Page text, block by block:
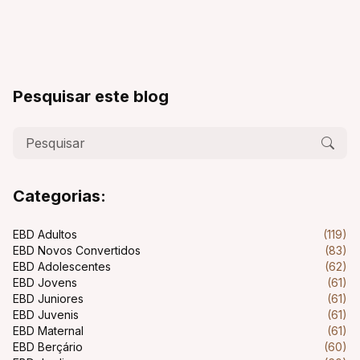
Pesquisar este blog
Categorias:
EBD Adultos
(119)
EBD Novos Convertidos
(83)
EBD Adolescentes
(62)
EBD Jovens
(61)
EBD Juniores
(61)
EBD Juvenis
(61)
EBD Maternal
(61)
EBD Berçário
(60)